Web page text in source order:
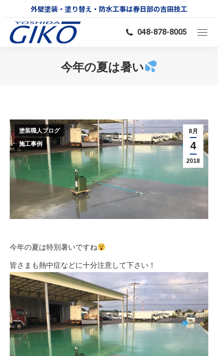
外壁塗装・塗り替え・防水工事は春日部の吉田技工
048-878-8005
今年の夏は暑い
8月
4
2018
塗装職人ブログ
施工事例
今年の夏は特別暑いですね
皆さまも熱中症などに十分注意して下さい！